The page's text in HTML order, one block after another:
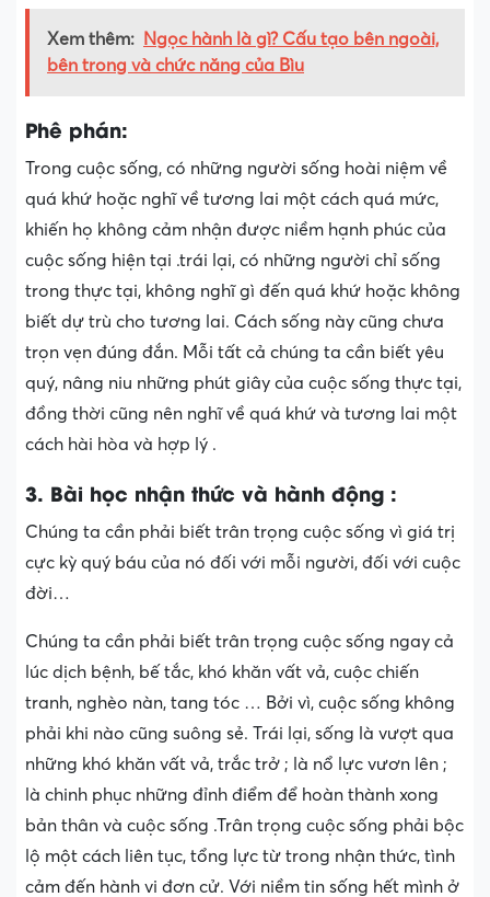
Xem thêm:
Ngọc hành là gì? Cấu tạo bên ngoài,
bên trong và chức năng của Bìu
Phê phán:
Trong cuộc sống, có những người sống hoài niệm về
quá khứ hoặc nghĩ về tương lai một cách quá mức,
khiến họ không cảm nhận được niềm hạnh phúc của
cuộc sống hiện tại .trái lại, có những người chỉ sống
trong thực tại, không nghĩ gì đến quá khứ hoặc không
biết dự trù cho tương lai. Cách sống này cũng chưa
trọn vẹn đúng đắn. Mỗi tất cả chúng ta cần biết yêu
quý, nâng niu những phút giây của cuộc sống thực tại,
đồng thời cũng nên nghĩ về quá khứ và tương lai một
cách hài hòa và hợp lý .
3. Bài học nhận thức và hành động :
Chúng ta cần phải biết trân trọng cuộc sống vì giá trị
cực kỳ quý báu của nó đối với mỗi người, đối với cuộc
đời…
Chúng ta cần phải biết trân trọng cuộc sống ngay cả
lúc dịch bệnh, bế tắc, khó khăn vất vả, cuộc chiến
tranh, nghèo nàn, tang tóc … Bởi vì, cuộc sống không
phải khi nào cũng suông sẻ. Trái lại, sống là vượt qua
những khó khăn vất vả, trắc trở ; là nổ lực vươn lên ;
là chinh phục những đỉnh điểm để hoàn thành xong
bản thân và cuộc sống .Trân trọng cuộc sống phải bộc
lộ một cách liên tục, tổng lực từ trong nhận thức, tình
cảm đến hành vi đơn cử. Với niềm tin sống hết mình ở